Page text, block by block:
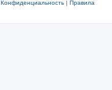
Конфиденциальность | Правила